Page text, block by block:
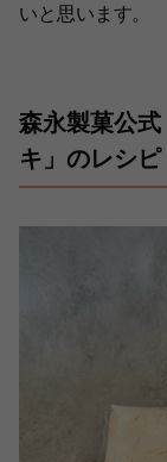
いと思います。
森永製菓公
キ」のレシピ